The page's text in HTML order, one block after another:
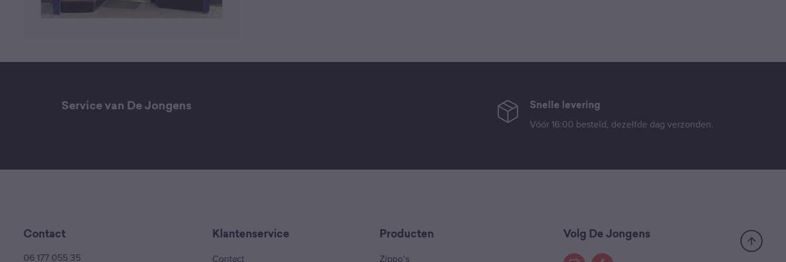
Service van De Jongens Snelle levering
Vóór 16:00 besteld, dezelfde dag verzonden.
Contact
06 177 055 35
Klantenservice
Contact
Producten
Zippo’s
Volg De Jongens